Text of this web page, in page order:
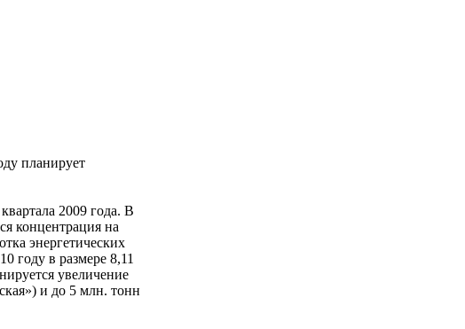
планирует
2009 года. В
концентрация на
энергетических
году в размере 8,11
увеличение
и до 5 млн. тонн